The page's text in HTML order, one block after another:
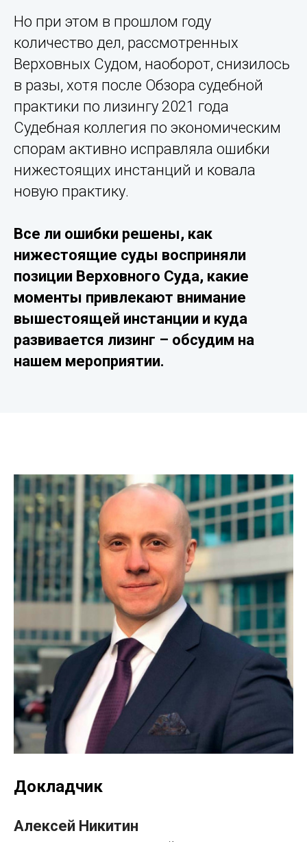
Но при этом в прошлом году
количество дел, рассмотренных
Верховных Судом, наоборот, снизилось
в разы, хотя после Обзора судебной
практики по лизингу 2021 года
Судебная коллегия по экономическим
спорам активно исправляла ошибки
нижестоящих инстанций и ковала
новую практику.
Все ли ошибки решены, как
нижестоящие суды восприняли
позиции Верховного Суда, какие
моменты привлекают внимание
вышестоящей инстанции и куда
развивается лизинг – обсудим на
нашем мероприятии.
Докладчик
Алексей Никитин